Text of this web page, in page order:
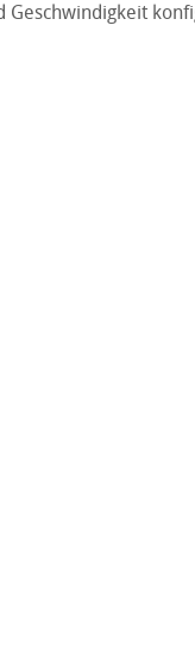
Geschwindigkeit